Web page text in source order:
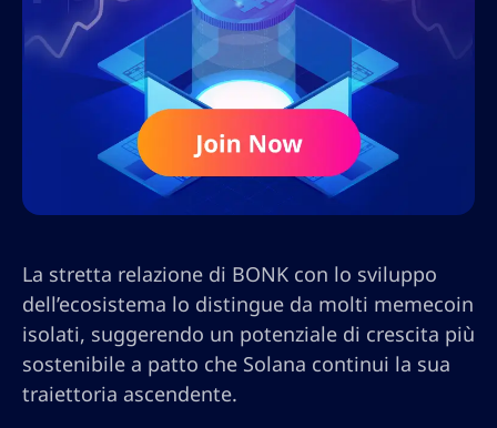
La stretta relazione di BONK con lo sviluppo
dell’ecosistema lo distingue da molti memecoin
isolati, suggerendo un potenziale di crescita più
sostenibile a patto che Solana continui la sua
traiettoria ascendente.